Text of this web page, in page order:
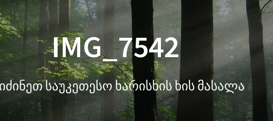
IMG_7542
საუკეთესო ხარისხის ხის მასალა